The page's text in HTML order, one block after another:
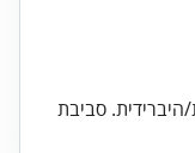
סביבת